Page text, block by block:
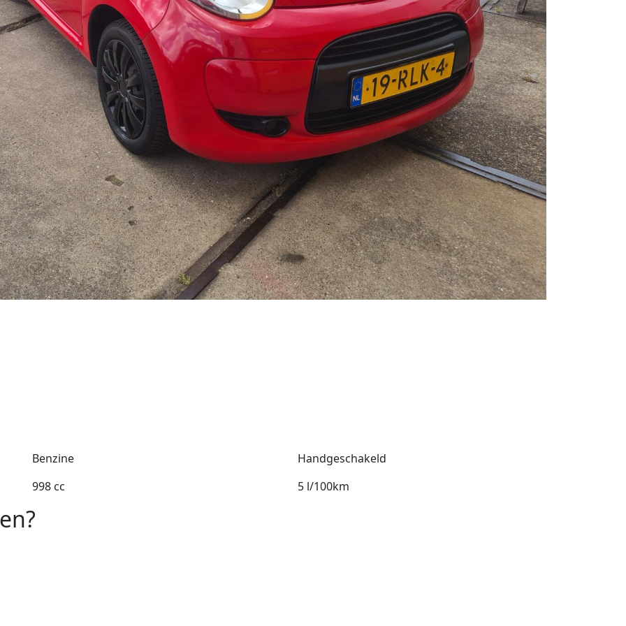
Benzine
Handgeschakeld
998 cc
5 l/100km